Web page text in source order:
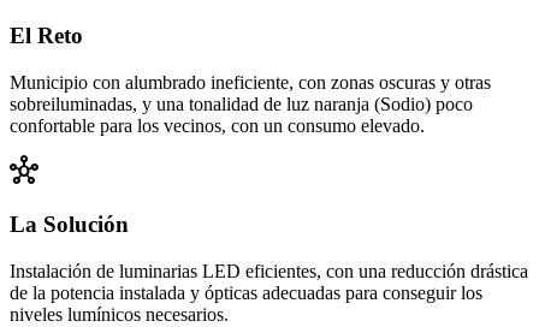
El Reto
Municipio con alumbrado ineficiente, con zonas oscuras y otras
sobreiluminadas, y una tonalidad de luz naranja (Sodio) poco
confortable para los vecinos, con un consumo elevado.
hub
La Solución
Instalación de luminarias LED eficientes, con una reducción drástica
de la potencia instalada y ópticas adecuadas para conseguir los
niveles lumínicos necesarios.